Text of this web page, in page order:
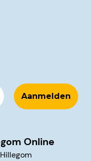
Online